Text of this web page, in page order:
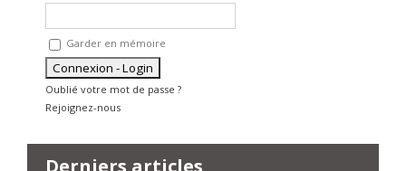
Garder en mémoire
Oublié votre mot de passe ?
Rejoignez-nous